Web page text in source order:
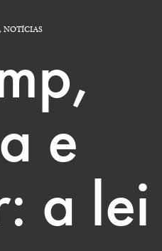
,NOTÍCIAS
e
a lei